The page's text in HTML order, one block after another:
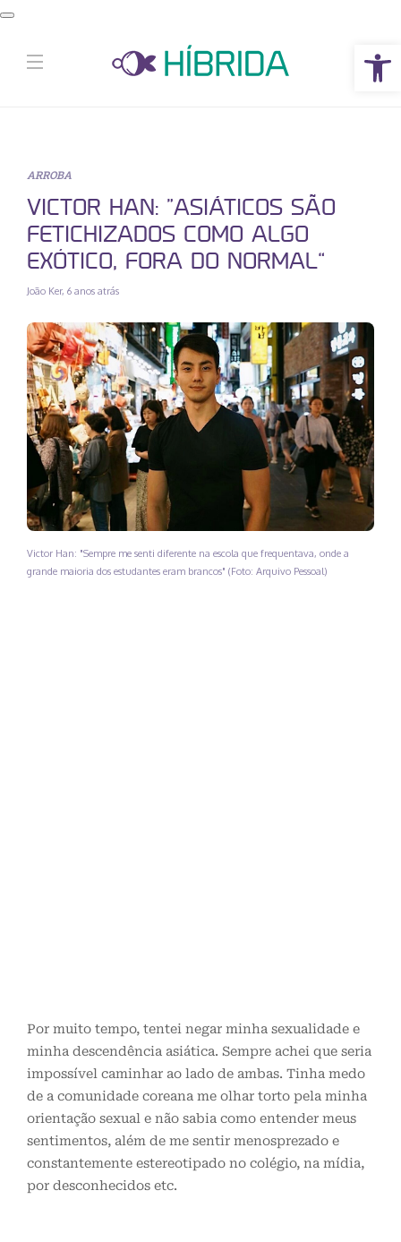
Abrir a barra de ferramentas
ARROBA
VICTOR HAN: “ASIÁTICOS SÃO
FETICHIZADOS COMO ALGO
EXÓTICO, FORA DO NORMAL”
João Ker, 6 anos atrás
Victor Han: "Sempre me senti diferente na escola que frequentava, onde a
grande maioria dos estudantes eram brancos" (Foto: Arquivo Pessoal)
Por muito tempo, tentei negar minha sexualidade e
minha descendência asiática. Sempre achei que seria
impossível caminhar ao lado de ambas. Tinha medo
de a comunidade coreana me olhar torto pela minha
orientação sexual e não sabia como entender meus
sentimentos, além de me sentir menosprezado e
constantemente estereotipado no colégio, na mídia,
por desconhecidos etc.